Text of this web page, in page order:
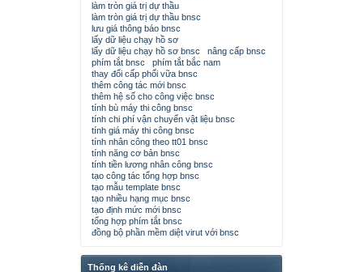
làm tròn giá trị dự thầu
làm tròn giá trị dự thầu bnsc
lưu giá thông báo bnsc
lấy dữ liệu chạy hồ sơ
lấy dữ liệu chạy hồ sơ bnsc
nâng cấp bnsc
phím tắt bnsc
phím tắt bắc nam
thay đổi cấp phối vữa bnsc
thêm công tác mới bnsc
thêm hệ số cho công việc bnsc
tính bù máy thi công bnsc
tính chi phí vận chuyển vật liệu bnsc
tính giá máy thi công bnsc
tính nhân công theo tt01 bnsc
tính năng cơ bản bnsc
tính tiền lương nhân công bnsc
tạo công tác tổng hợp bnsc
tạo mẫu template bnsc
tạo nhiều hạng mục bnsc
tạo định mức mới bnsc
tổng hợp phím tắt bnsc
đồng bộ phần mềm diệt virut với bnsc
Thống kê diễn đàn